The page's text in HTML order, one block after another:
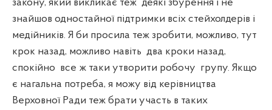
закону, який викликає теж деякі збурення і не
знайшов одностайної підтримки всіх стейхолдерів і
медійників. Я би просила теж зробити, можливо, тут
крок назад, можливо навіть два кроки назад,
спокійно все ж таки утворити робочу групу. Якщо
є нагальна потреба, я можу від керівництва
Верховної Ради теж брати участь в таких